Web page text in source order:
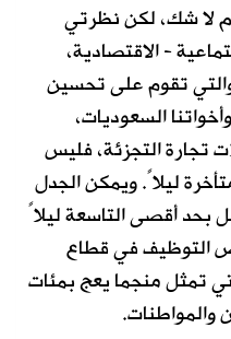
لا شك، لكن نظرتي
- الاقتصادية،
تقوم على تحسين
السعوديات،
التجزئة، فليس
ليلاً. ويمكن الجدل
بحد أقصى التاسعة ليلاً
التوظيف في قطاع
تمثل منجما يعج بمئات